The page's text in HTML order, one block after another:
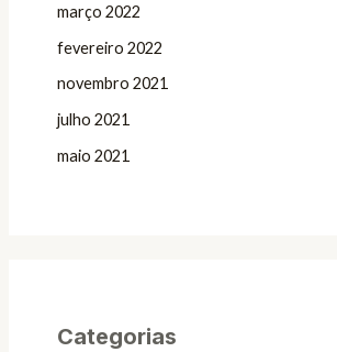
março 2022
fevereiro 2022
novembro 2021
julho 2021
maio 2021
Categorias